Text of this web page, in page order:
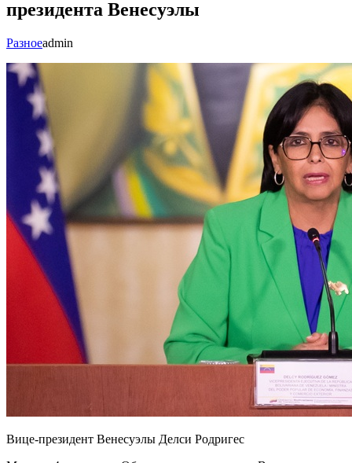
президента Венесуэлы
Разноеadmin
Вице-президент Венесуэлы Делси Родригес